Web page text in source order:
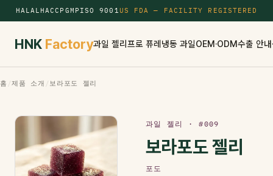
HALALHACCP GMP ISO 9001US FDA — FACILITY REGISTERED
HNK Factory과일 젤리프로 퓨레냉동 과일OEM·ODM수출 안내
홈 /제품 소개 / 보라포도 젤리
과일 젤리 · #009
보라포도 젤리
포도